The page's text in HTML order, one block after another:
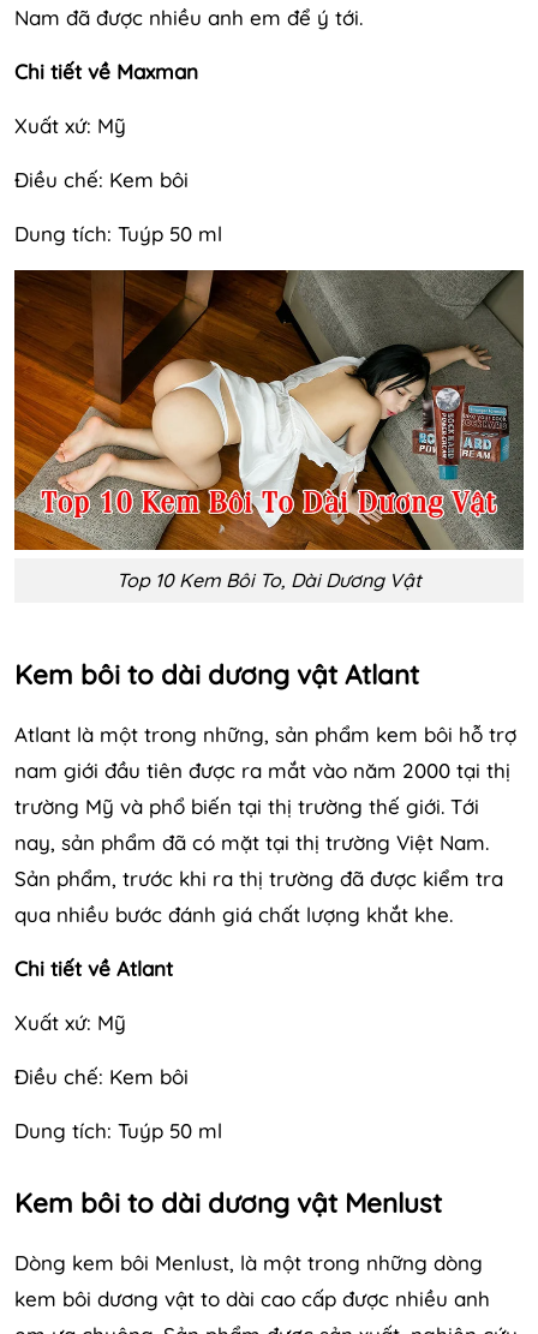
Nam đã được nhiều anh em để ý tới.
Chi tiết về Maxman
Xuất xứ: Mỹ
Điều chế: Kem bôi
Dung tích: Tuýp 50 ml
Top 10 Kem Bôi To, Dài Dương Vật
Kem bôi to dài dương vật Atlant
Atlant là một trong những, sản phẩm kem bôi hỗ trợ
nam giới đầu tiên được ra mắt vào năm 2000 tại thị
trường Mỹ và phổ biến tại thị trường thế giới. Tới
nay, sản phẩm đã có mặt tại thị trường Việt Nam.
Sản phẩm, trước khi ra thị trường đã được kiểm tra
qua nhiều bước đánh giá chất lượng khắt khe.
Chi tiết về Atlant
Xuất xứ: Mỹ
Điều chế: Kem bôi
Dung tích: Tuýp 50 ml
Kem bôi to dài dương vật Menlust
Dòng kem bôi Menlust, là một trong những dòng
kem bôi dương vật to dài cao cấp được nhiều anh